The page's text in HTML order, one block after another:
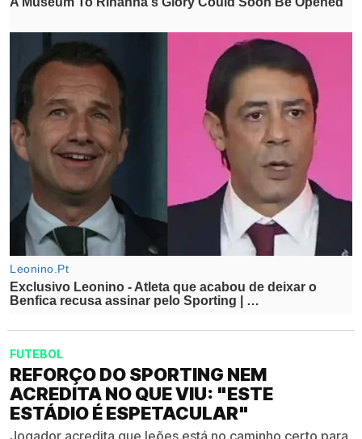
FUTEBOL
REFORÇO DO SPORTING NEM
ACREDITA NO QUE VIU: "ESTE
ESTÁDIO É ESPETACULAR"